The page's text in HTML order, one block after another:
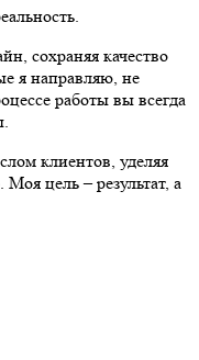
сохраняя качество
я направляю, не
работы вы всегда
клиентов, уделяя
цель – результат, а